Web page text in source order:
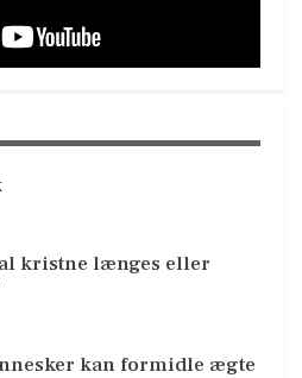
kristne længes eller
kan formidle ægte